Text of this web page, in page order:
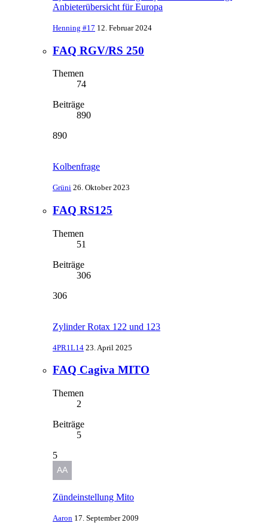
Anbieterübersicht für Europa
Henning #17 12. Februar 2024
FAQ RGV/RS 250
Themen
74
Beiträge
890
890
Kolbenfrage
Grüni 26. Oktober 2023
FAQ RS125
Themen
51
Beiträge
306
306
Zylinder Rotax 122 und 123
4PR1L14 23. April 2025
FAQ Cagiva MITO
Themen
2
Beiträge
5
5
Zündeinstellung Mito
Aaron 17. September 2009